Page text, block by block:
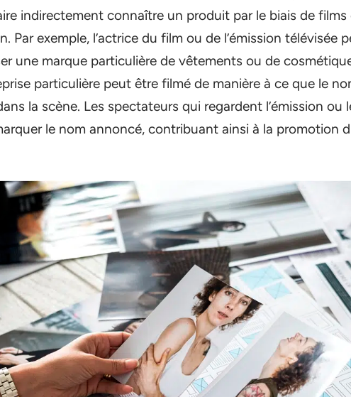
indirectement connaître un produit par le biais de films
Par exemple, l’actrice du film ou de l’émission télévisée
une marque particulière de vêtements ou de
particulière peut être filmé de manière à ce que le
la scène. Les spectateurs qui regardent l’émission ou
le nom annoncé, contribuant ainsi à la promotion